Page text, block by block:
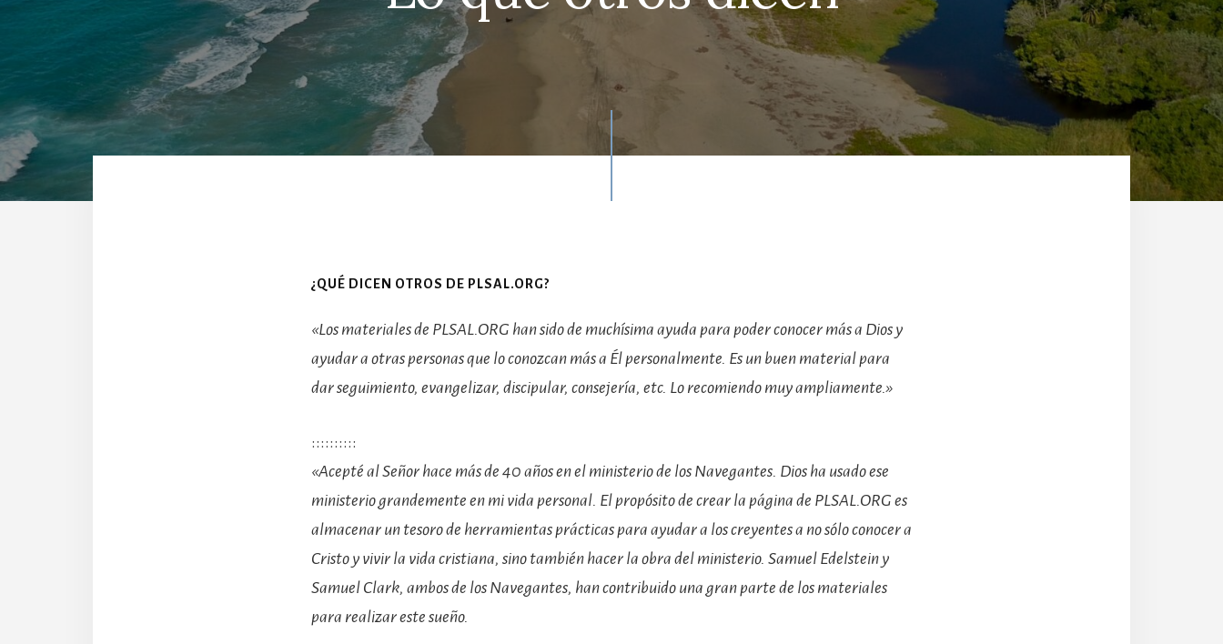
¿QUÉ DICEN OTROS DE PLSAL.ORG?
«Los materiales de PLSAL.ORG han sido de muchísima ayuda para poder conocer más a Dios y
ayudar a otras personas que lo conozcan más a Él personalmente. Es un buen material para
dar seguimiento, evangelizar, discipular, consejería, etc. Lo recomiendo muy ampliamente.»
::::::::::
«Acepté al Señor hace más de 40 años en el ministerio de los Navegantes. Dios ha usado ese
ministerio grandemente en mi vida personal. El propósito de crear la página de PLSAL.ORG es
almacenar un tesoro de herramientas prácticas para ayudar a los creyentes a no sólo conocer a
Cristo y vivir la vida cristiana, sino también hacer la obra del ministerio. Samuel Edelstein y
Samuel Clark, ambos de los Navegantes, han contribuido una gran parte de los materiales
para realizar este sueño.